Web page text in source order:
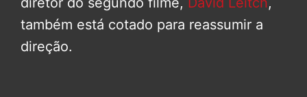
também está cotado para reassumir a
direção.